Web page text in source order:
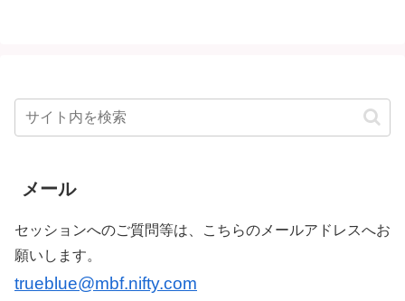
メール
セッションへのご質問等は、こちらのメールアドレスへお
願いします。
trueblue@mbf.nifty.com